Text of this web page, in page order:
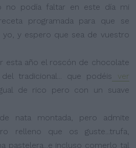
no podía faltar en este día mi
programada para que se
yo, y espero que sea de vuestro
esta año el roscón de chocolate
tradicional... que podéis ver
de rico pero con un suave
nata montada, pero admite
relleno que os guste...trufa,
pastelera...e incluso comerlo tal